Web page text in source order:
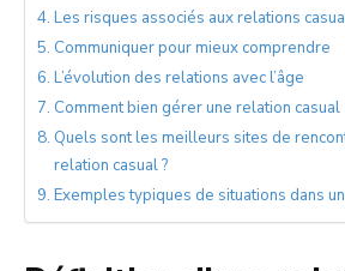
Les risques associés aux relations
Communiquer pour mieux comprendre
L’évolution des relations avec l’âge
Comment bien gérer une relation casual
Quels sont les meilleurs sites de
relation casual ?
Exemples typiques de situations dans